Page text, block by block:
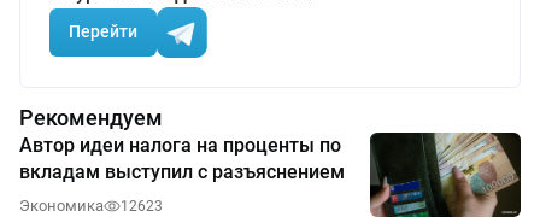
Перейти
Рекомендуем
Автор идеи налога на проценты по
вкладам выступил с разъяснением
Экономика 12623